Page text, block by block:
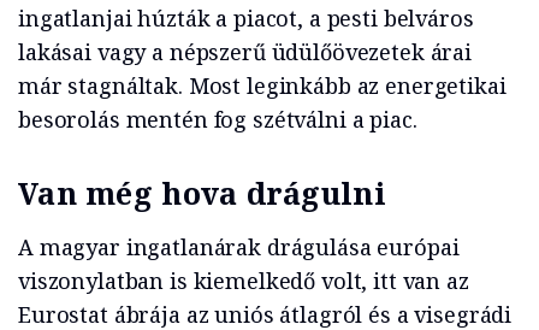
ingatlanjai húzták a piacot, a pesti belváros
lakásai vagy a népszerű üdülőövezetek árai
már stagnáltak. Most leginkább az energetikai
besorolás mentén fog szétválni a piac.
Van még hova drágulni
A magyar ingatlanárak drágulása európai
viszonylatban is kiemelkedő volt, itt van az
Eurostat ábrája az uniós átlagról és a visegrádi